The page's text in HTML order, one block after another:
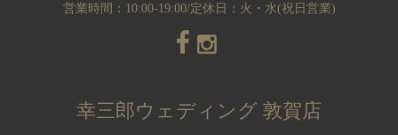
営業時間：10:00-19:00/定休日：火・水(祝日営業)
幸三郎ウェディング 敦賀店